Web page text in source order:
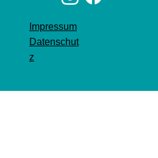
Impressum
Datenschut
z